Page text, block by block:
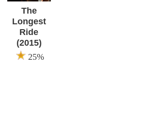
The
Longest
Ride
(2015)
25%